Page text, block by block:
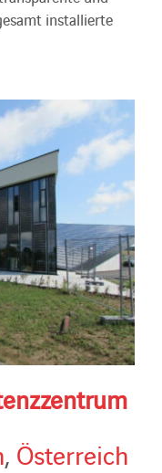
installierte
, Österreich